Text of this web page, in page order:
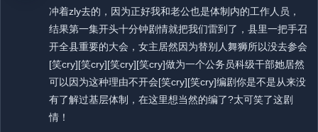
冲着zly去的，因为正好我和老公也是体制内的工作人员，
结果第一集开头十分钟剧情就把我们雷到了，县里一把手召
开全县重要的大会，女主居然因为替别人舞狮所以没去参会
[笑cry][笑cry][笑cry][笑cry]做为一个公务员科级干部她居然
可以因为这种理由不开会[笑cry][笑cry]编剧你是不是从来没
有了解过基层体制，在这里想当然的编了?太可笑了这剧
情！